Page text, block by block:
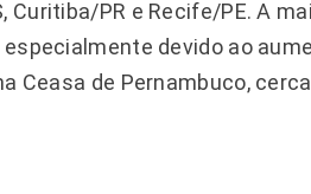
Curitiba/PR e Recife/PE. A
devido ao
Ceasa de Pernambuco, cerca